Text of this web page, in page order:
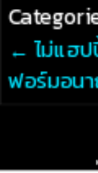
← ไม่แฮป
ฟอร์มอนา